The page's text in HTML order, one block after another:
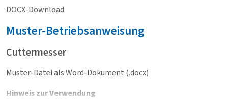
DOCX-Download
Muster-Betriebsanweisung
Cuttermesser
Muster-Datei als Word-Dokument (.docx)
Hinweis zur Verwendung